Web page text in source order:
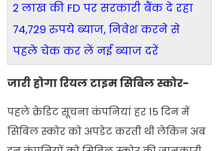
2 लाख की FD पर सरकारी बैंक दे रहा
74,729 रुपये ब्याज, निवेश करने से
पहले चेक कर लें नई ब्याज दरें
जारी होगा रियल टाइम सिबिल स्कोर-
पहले क्रेडिट सूचना कंपनियां हर 15 दिन में
सिबिल स्कोर को अपडेट करती थी लेकिन अब